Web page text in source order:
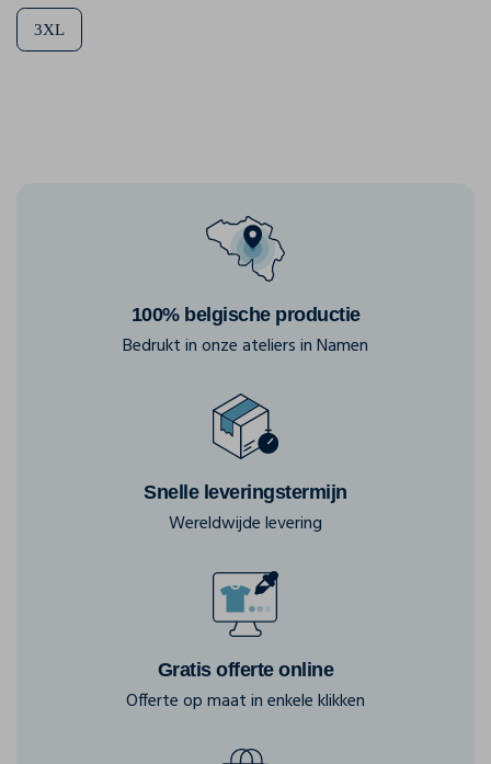
3XL
100% belgische productie
Bedrukt in onze ateliers in Namen
Snelle leveringstermijn
Wereldwijde levering
Gratis offerte online
Offerte op maat in enkele klikken